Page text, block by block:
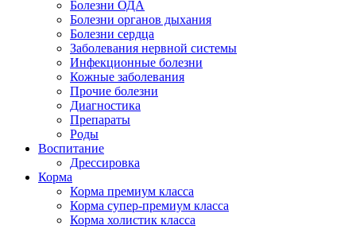
Болезни ОДА
Болезни органов дыхания
Болезни сердца
Заболевания нервной системы
Инфекционные болезни
Кожные заболевания
Прочие болезни
Диагностика
Препараты
Роды
Воспитание
Дрессировка
Корма
Корма премиум класса
Корма супер-премиум класса
Корма холистик класса